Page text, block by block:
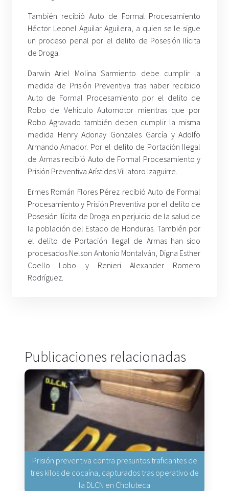
También recibió Auto de Formal Procesamiento
Héctor Leonel Aguilar Aguilera, a quien se le sigue
un proceso penal por el delito de Posesión Ilícita
de Droga.
Darwin Ariel Molina Sarmiento debe cumplir la
medida de Prisión Preventiva tras haber recibido
Auto de Formal Procesamiento por el delito de
Robo de Vehículo Automotor mientras que por
Robo Agravado también deben cumplir la misma
medida Henry Adonay Gonzales García y Adolfo
Armando Amador. Por el delito de Portación Ilegal
de Armas recibió Auto de Formal Procesamiento y
Prisión Preventiva Arístides Villatoro Izaguirre.
Ermes Román Flores Pérez recibió Auto de Formal
Procesamiento y Prisión Preventiva por el delito de
Posesión Ilícita de Droga en perjuicio de la salud de
la población del Estado de Honduras. También por
el delito de Portación Ilegal de Armas han sido
procesados Nelson Antonio Montalván, Digna Esther
Coello Lobo y Renieri Alexander Romero
Rodríguez.
Publicaciones relacionadas
Prisión preventiva contra presuntos traficantes de
tres kilos de cocaína, capturados tras operativo de
la DLCN en Choluteca